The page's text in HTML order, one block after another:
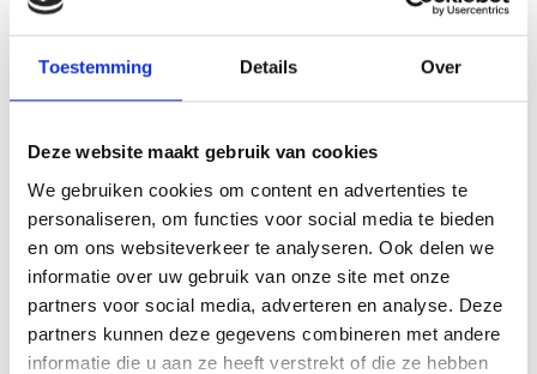
Toestemming Details Over
Deze website maakt gebruik van cookies
We gebruiken cookies om content en advertenties te
personaliseren, om functies voor social media te bieden
en om ons websiteverkeer te analyseren. Ook delen we
informatie over uw gebruik van onze site met onze
partners voor social media, adverteren en analyse. Deze
partners kunnen deze gegevens combineren met andere
informatie die u aan ze heeft verstrekt of die ze hebben
beroepskrachten beter toe te rusten in
hun begeleiding van samengestelde
onderwijsmodules en praktische tools
te ontwikkelen;
samen met gezinnen en
ervaringsdeskundigen te werken aan
duurzame en toepasbare oplossingen.